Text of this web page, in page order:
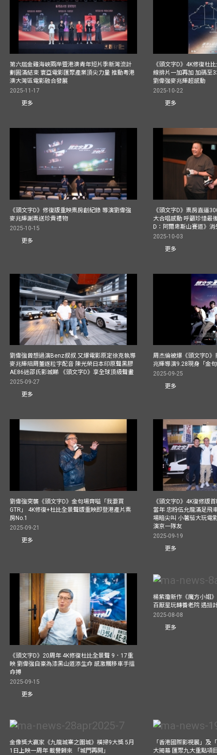
第六屆金雞海峽兩岸暨港澳青年短片季新灣流計
劃圓滿結束 寰亞電影匯聚產業頂尖力量 推動粵港
澳大灣區電影融合發展
2025-11-17
更多
《頭文字D》4K修復杜
線排片一加再加 加碼至
劉偉強麥兆輝超感動
2025-10-22
更多
《頭文字D》修復版重映票房創紀錄 導演劉偉強
麥兆輝謝票送珍貴禮物
2025-10-15
更多
《頭文字D》票房直逼
大合唱感動 呼籲珍惜最
D：阿爾卑斯山賽道》消
2025-10-03
更多
劉偉強曾想過演Benz叔叔 又爆電影原定徐克執導
麥兆輝陪周董逐粒字配音 陳光榮日本印原聲黑膠
AE86迷邵氏影城睇 《頭文字D》享全球頂級聲畫
2025-09-27
更多
周杰倫被爆《頭文字D
兆輝導演9.28現身「金
2025-09-25
更多
劉偉強突襲《頭文字D》金句場齊嗌「我要買
GTR」 4K修復+杜比全景聲版重映即登港產片票
房No.1
2025-09-21
更多
《頭文字D》4K復修版
當年 忠粉伍允龍滿足飛
場暗尖叫 小薯茄大玩電
演京一隊友
2025-09-19
更多
《頭文字D》20周年 4K修復杜比全景聲 9．17重
映 劉偉強自豪為漆黑山道添生命 感激飄移車手搵
命搏
2025-09-15
更多
楊紫瓊新作《魔方小姐
百厭星玩轉養老院 遇扭
2025-08-08
更多
金像獎大贏家《九龍城寨之圍城》橫掃9大獎 5月
1日上映一周年 載譽歸來 「城門再開」
「香港國際影視展」及
大揭幕 匯聚九大重點項